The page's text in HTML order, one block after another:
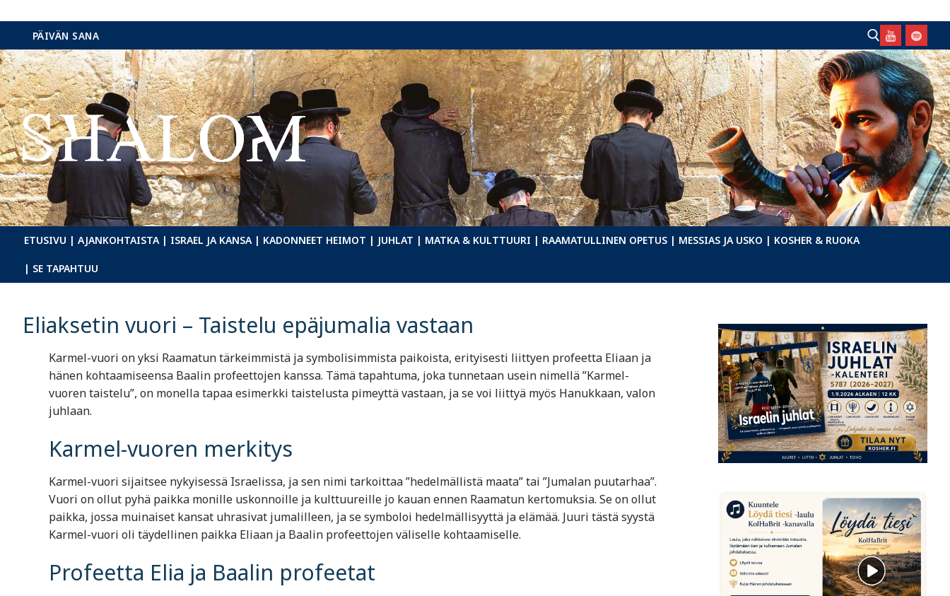
Hyppää
sisältöön
PÄIVÄN SANA
Hae:
ETUSIVU | AJANKOHTAISTA | ISRAEL JA KANSA | KADONNEET HEIMOT | JUHLAT | MATKA & KULTTUURI | RAAMATULLINEN OPETUS | MESSIAS JA USKO | KOSHER & RUOKA
| SE TAPAHTUU
Eliaksetin vuori – Taistelu epäjumalia vastaan
Karmel-vuori on yksi Raamatun tärkeimmistä ja symbolisimmista paikoista, erityisesti liittyen profeetta Eliaan ja
hänen kohtaamiseensa Baalin profeettojen kanssa. Tämä tapahtuma, joka tunnetaan usein nimellä ”Karmel-
vuoren taistelu”, on monella tapaa esimerkki taistelusta pimeyttä vastaan, ja se voi liittyä myös Hanukkaan, valon
juhlaan.
Karmel-vuoren merkitys
Karmel-vuori sijaitsee nykyisessä Israelissa, ja sen nimi tarkoittaa ”hedelmällistä maata” tai ”Jumalan puutarhaa”.
Vuori on ollut pyhä paikka monille uskonnoille ja kulttuureille jo kauan ennen Raamatun kertomuksia. Se on ollut
paikka, jossa muinaiset kansat uhrasivat jumalilleen, ja se symboloi hedelmällisyyttä ja elämää. Juuri tästä syystä
Karmel-vuori oli täydellinen paikka Eliaan ja Baalin profeettojen väliselle kohtaamiselle.
Profeetta Elia ja Baalin profeetat